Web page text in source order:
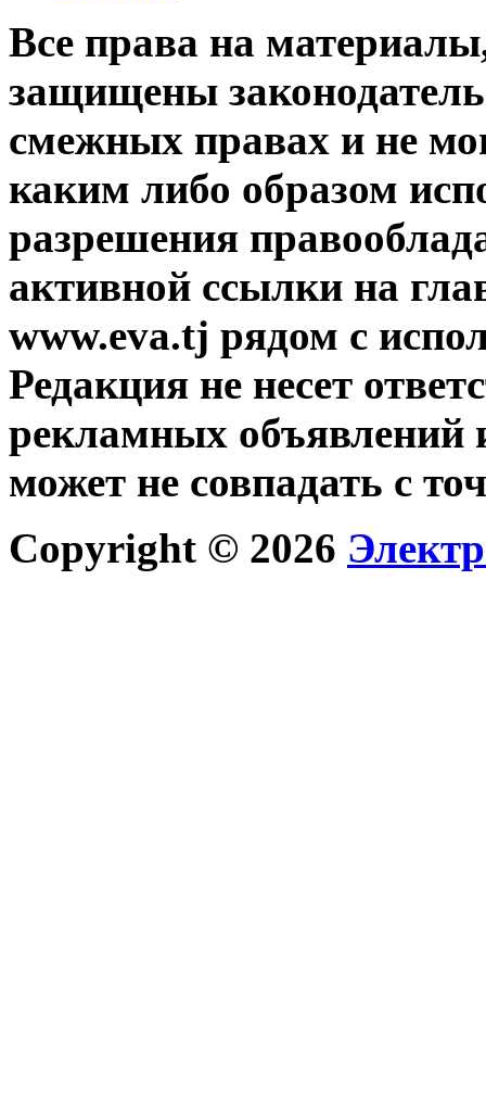
Все права на
защищены
смежных правах и не
каким либо образом
разрешения
активной ссылки на
www.eva.tj рядом с
Редакция не несет
рекламных объявлений
может не совпадать с
Copyright © 2026